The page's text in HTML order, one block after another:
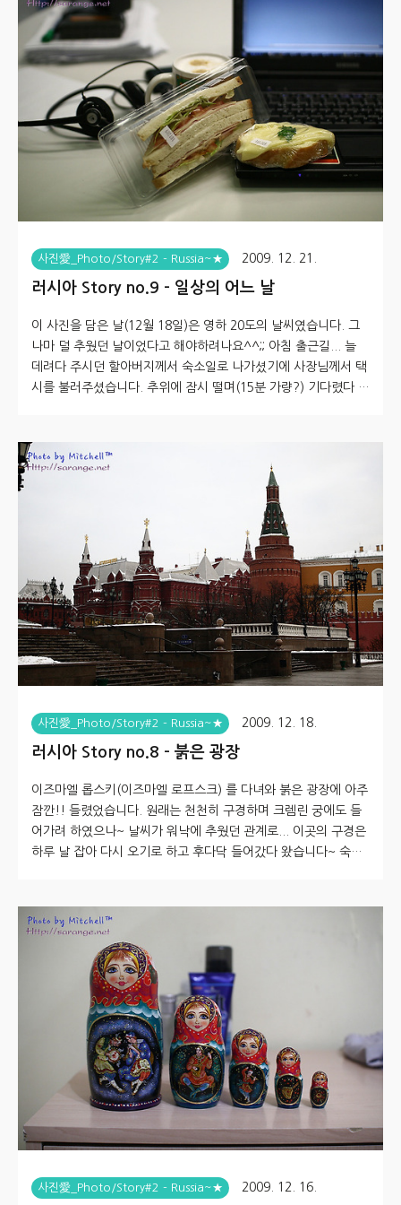
소가 워낙 건조하다 보니, 바디로션을 하나 산다는 핑계로 산책을
나와봤습니다. 눈이 끊임없이 온다고 했는데, 모처럼 맑은 날씨 입
니다. 해가 쨍쨍 내리쬐는 것을 보며 조금씩 걸어봤습니다. 다만
해는 4시면 지고 안보이네요. 길 건너 마트가 보입니다. 퇴근때 살
사진愛_Photo/Story#2 - Russia~★ 2009. 12. 21.
러시아 Story no.9 - 일상의 어느 날
이 사진을 담은 날(12월 18일)은 영하 20도의 날씨였습니다. 그
나마 덜 추웠던 날이었다고 해야하려나요^^;; 아침 출근길... 늘
데려다 주시던 할아버지께서 숙소일로 나가셨기에 사장님께서 택
시를 불러주셨습니다. 추위에 잠시 떨며(15분 가량?) 기다렸다 택
다. 차안 가득한 담배연기에 살짝 인상이 찌푸려졌으나... 출근까
지 20분 정도.. 참자고 생각하고 있었습니다. 신호대기에 걸렸던
잠시... 살짝 내리막이었나 봅니다. 운전자 분께선 브레이크에서
발을 뗀 상태였는지... 슬슬슬 미끄러집니다. 앞차와 간격을 좁히
려고 하는건가? 라고 생각했지만... 어느새 어?어?어? 하는 소..
사진愛_Photo/Story#2 - Russia~★ 2009. 12. 18.
러시아 Story no.8 - 붉은 광장
이즈마엘 롭스키(이즈마엘 로프스크) 를 다녀와 붉은 광장에 아주
잠깐!! 들렸었습니다. 원래는 천천히 구경하며 크렘린 궁에도 들
어가려 하였으나~ 날씨가 워낙에 추웠던 관계로... 이곳의 구경은
하루 날 잡아 다시 오기로 하고 후다닥 들어갔다 왔습니다~ 숙소
진도 별로 남은게 없군요. 꼭 한번 다시 가서 담아오려 마음 먹었
습니다^^;; 그나마 짧게 들어갔던 시간도, 함께 간 분들의 사진을
담느라 풍경 사진은 몇 장 안됩니다. 먼저.. 차에서 내려 크렘린 궁
쪽으로 걸어가 봅니다~ 붉은 광장에 대한 정보와 지식을 알고 갔
으면 좋으련만, 아는 건 하나도 없이 갔기에, 그냥 ..
사진愛_Photo/Story#2 - Russia~★ 2009. 12. 16.